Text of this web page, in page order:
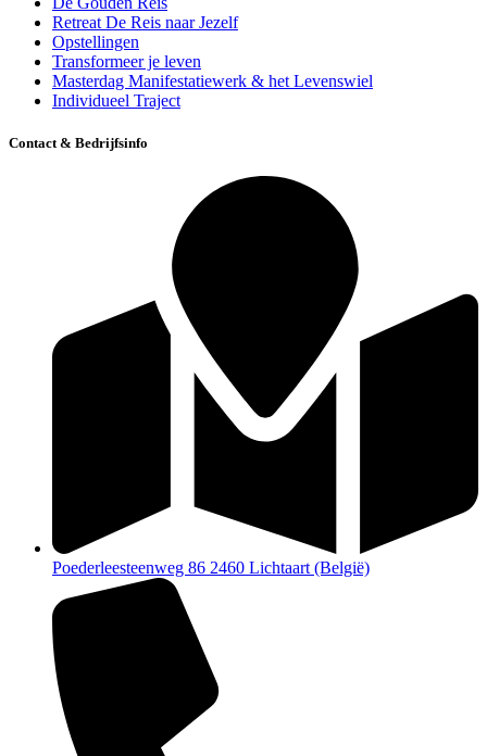
Retreat De Reis naar Jezelf
Opstellingen
Transformeer je leven
Masterdag Manifestatiewerk & het Levenswiel
Individueel Traject
Contact & Bedrijfsinfo
Poederleesteenweg 86 2460 Lichtaart (België)